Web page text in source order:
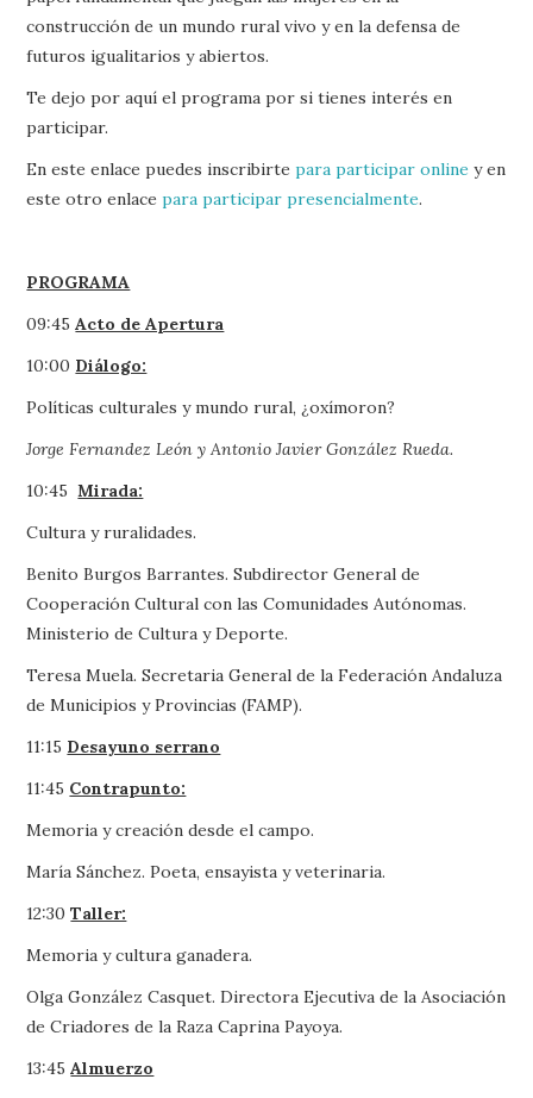
construcción de un mundo rural vivo y en la defensa de
futuros igualitarios y abiertos.
Te dejo por aquí el programa por si tienes interés en
participar.
En este enlace puedes inscribirtepara participar online y en
este otro enlacepara participar presencialmente.
PROGRAMA
09:45Acto de Apertura
10:00 Diálogo:
Políticas culturales y mundo rural, ¿oxímoron?
Jorge Fernandez León y Antonio Javier González Rueda.
10:45Mirada:
Cultura y ruralidades.
Benito Burgos Barrantes. Subdirector General de
Cooperación Cultural con las Comunidades Autónomas.
Ministerio de Cultura y Deporte.
Teresa Muela. Secretaria General de la Federación Andaluza
de Municipios y Provincias (FAMP).
11:15 Desayuno serrano
11:45 Contrapunto:
Memoria y creación desde el campo.
María Sánchez. Poeta, ensayista y veterinaria.
12:30Taller:
Memoria y cultura ganadera.
Olga González Casquet. Directora Ejecutiva de la Asociación
de Criadores de la Raza Caprina Payoya.
13:45Almuerzo